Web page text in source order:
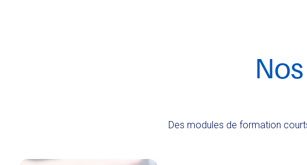
Des modules de formation